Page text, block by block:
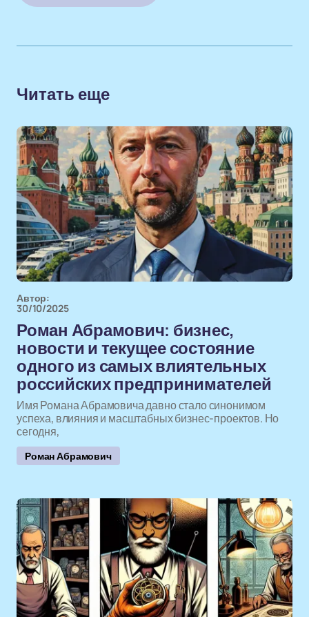
Читать еще
Автор:
30/10/2025
Роман Абрамович: бизнес,
новости и текущее состояние
одного из самых влиятельных
российских предпринимателей
Имя Романа Абрамовича давно стало синонимом
успеха, влияния и масштабных бизнес-проектов. Но
сегодня,
Роман Абрамович